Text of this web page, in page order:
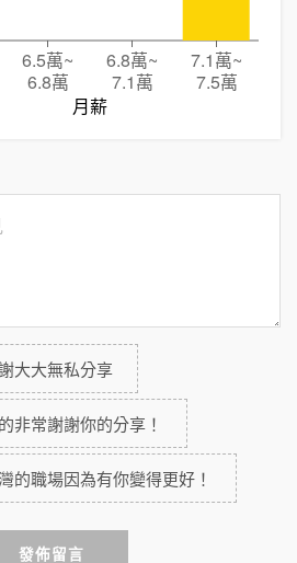
6.5萬~
6.8萬
6.8萬~
7.1萬
7.1萬~
7.5萬
月薪
大大無私分享
非常謝謝你的分享！
的職場因為有你變得更好！
發佈留言